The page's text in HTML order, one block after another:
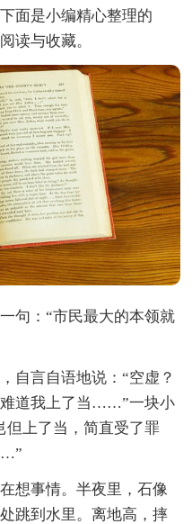
面是小编精心整理的
读与收藏。
：“市民最大的本领就
言自语地说：“空虚？
难道我上了当……”一块小
但上了当，简直受了罪
事情。半夜里，石像
跳到水里。离地高，摔